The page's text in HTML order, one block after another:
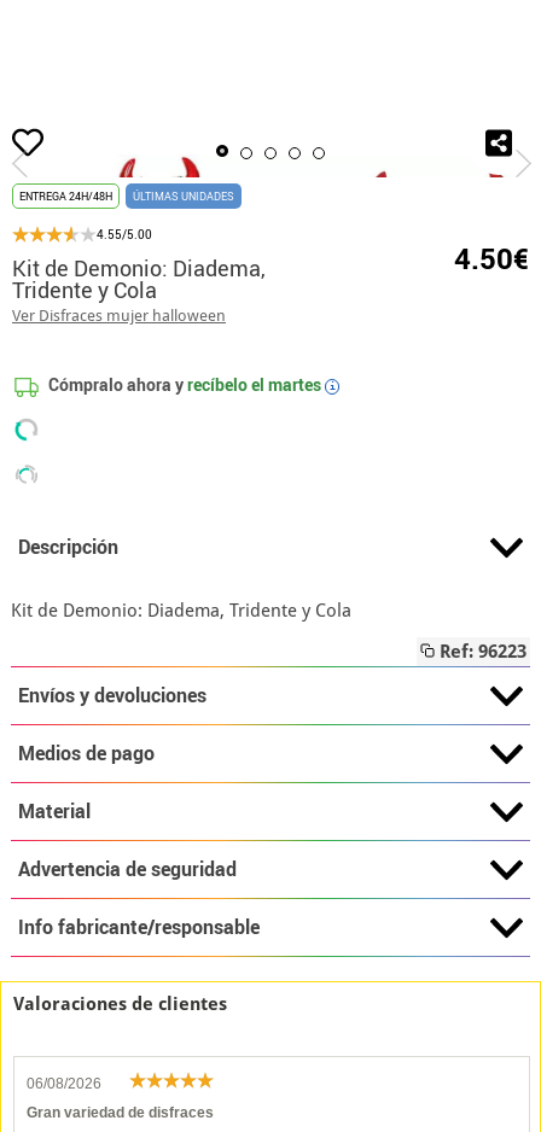
Inicio Kit de Demonio: Diadema,
ENTREGA 24H/48H ÚLTIMAS UNIDADES
4.55/5.00
Kit de Demonio: Diadema,
Tridente y Cola
Ver Disfraces mujer halloween
4.50€
Cómpralo ahora yrecíbelo el martes i
Descripción
Kit de Demonio: Diadema, Tridente y Cola
Ref: 96223
Envíos y devoluciones
Medios de pago
Material
Advertencia de seguridad
Info fabricante/responsable
Valoraciones de clientes
06/08/2026
Gran variedad de disfraces